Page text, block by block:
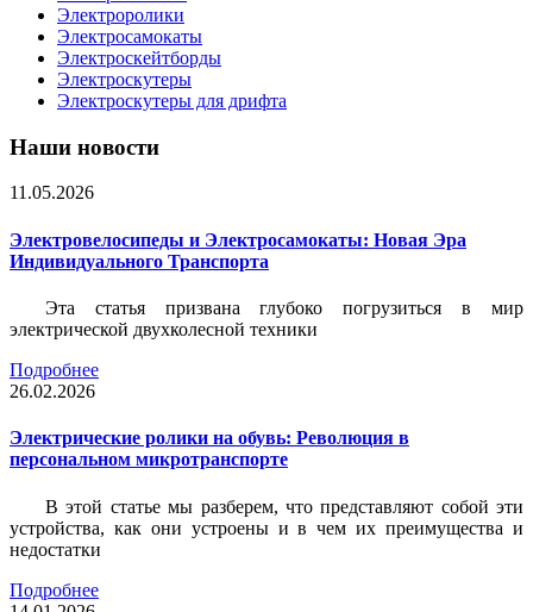
Электроролики
Электросамокаты
Электроскейтборды
Электроскутеры
Электроскутеры для дрифта
Наши новости
11.05.2026
Электровелосипеды и Электросамокаты: Новая Эра
Индивидуального Транспорта
Эта статья призвана глубоко погрузиться в мир
электрической двухколесной техники
Подробнее
26.02.2026
Электрические ролики на обувь: Революция в
персональном микротранспорте
В этой статье мы разберем, что представляют собой эти
устройства, как они устроены и в чем их преимущества и
недостатки
Подробнее